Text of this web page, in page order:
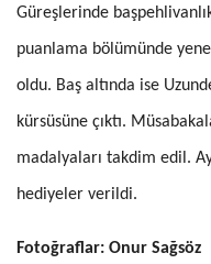
Güreşlerinde
puanlama bölümünde
oldu. Baş altında ise
kürsüsüne çıktı.
madalyaları takdim edil.
hediyeler verildi.
Fotoğraflar: Onur Sağsöz